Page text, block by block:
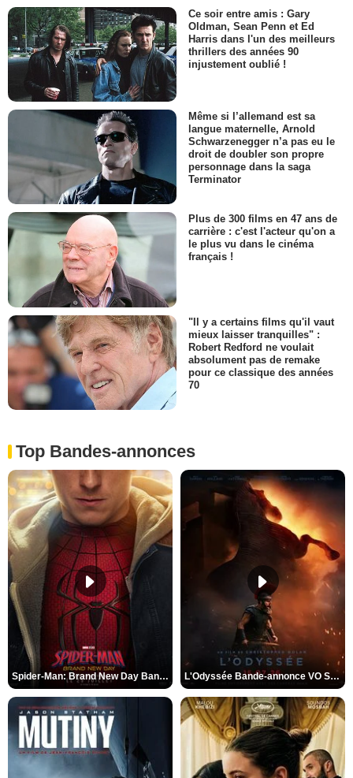
Ce soir entre amis : Gary
Oldman, Sean Penn et Ed
Harris dans l'un des meilleurs
thrillers des années 90
injustement oublié !
Même si l’allemand est sa
langue maternelle, Arnold
Schwarzenegger n’a pas eu le
droit de doubler son propre
personnage dans la saga
Terminator
Plus de 300 films en 47 ans de
carrière : c'est l'acteur qu'on a
le plus vu dans le cinéma
français !
"Il y a certains films qu'il vaut
mieux laisser tranquilles" :
Robert Redford ne voulait
absolument pas de remake
pour ce classique des années
70
Top Bandes-annonces
Spider-Man: Brand New Day Bande-annonce VO STFR L'Odyssée Bande-annonce VO STFR